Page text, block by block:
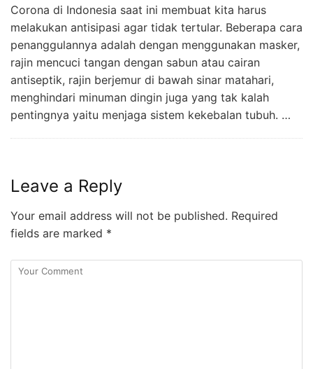
Corona di Indonesia saat ini membuat kita harus
melakukan antisipasi agar tidak tertular. Beberapa cara
penanggulannya adalah dengan menggunakan masker,
rajin mencuci tangan dengan sabun atau cairan
antiseptik, rajin berjemur di bawah sinar matahari,
menghindari minuman dingin juga yang tak kalah
pentingnya yaitu menjaga sistem kekebalan tubuh. …
Leave a Reply
Your email address will not be published. Required
fields are marked *